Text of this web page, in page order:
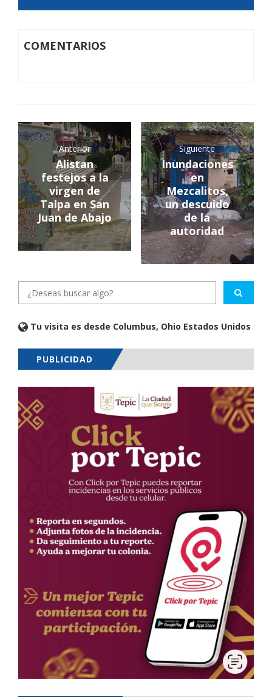
COMENTARIOS
Anterior
Alistan
festejos a la
virgen de
Talpa en San
Juan de Abajo
Siguiente
Inundaciones
en
Mezcalitos,
un descuido
de la
autoridad
Tu visita es desde Columbus, Ohio Estados Unidos
PUBLICIDAD